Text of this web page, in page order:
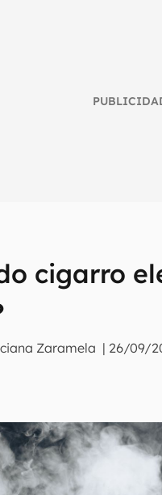
cigarro
Zaramela | 26/09/
do mundo tech!
e receba notícias e
inscreva-se
com os Termos de Uso e